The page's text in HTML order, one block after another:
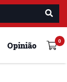
Opinião